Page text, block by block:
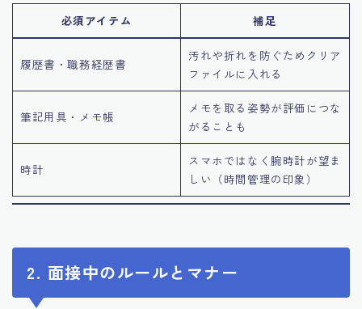
必須アイテム 補足
履歴書・職務経歴書
汚れや折れを防ぐためクリア
ファイルに入れる
筆記用具・メモ帳
メモを取る姿勢が評価につな
がることも
時計
スマホではなく腕時計が望ま
しい（時間管理の印象）
2. 面接中のルールとマナー